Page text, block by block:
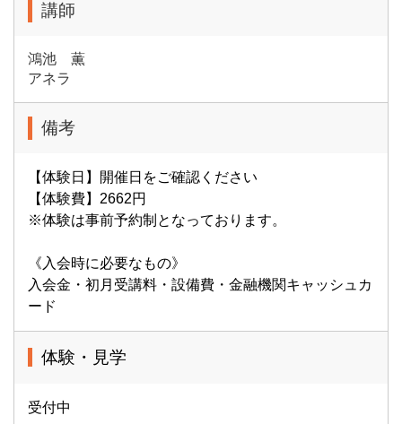
講師
鴻池 薫
アネラ
備考
【体験日】開催日をご確認ください
【体験費】2662円
※体験は事前予約制となっております。
《入会時に必要なもの》
入会金・初月受講料・設備費・金融機関キャッシュカ
ード
体験・見学
受付中